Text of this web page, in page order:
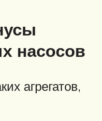
насосов
агрегатов,